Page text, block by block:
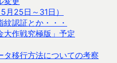
月25日～31日）
認証とか・・・
大作戦究極版」予定
移行方法についての考察